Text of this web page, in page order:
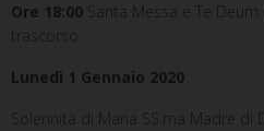
Ore 18:00 Santa Messa e Te
trascorso
Lunedì 1 Gennaio 2020
Solennità di Maria SS.ma Madre di